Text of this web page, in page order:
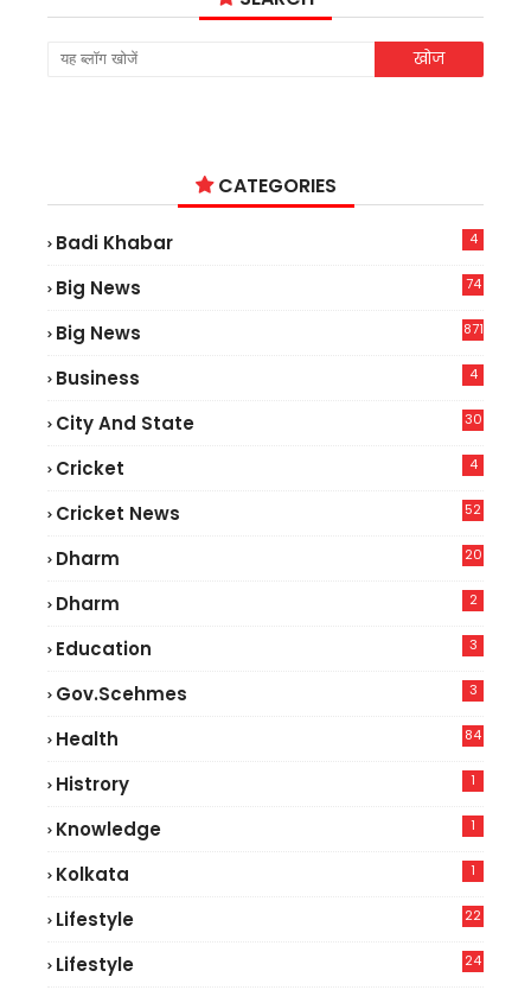
CATEGORIES
Badi Khabar 4
Big News
74
2
Big News 871
Business 4
City And State 30
Cricket 4
Cricket News
52
2
Dharm 20
Dharm 2
Education 3
Gov.scehmes 3
Health
84
5
Histrory 1
Knowledge 1
Kolkata 1
Lifestyle
22
9
Lifestyle
24
7